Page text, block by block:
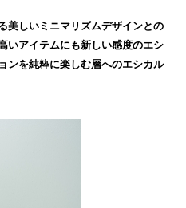
美しいミニマリズムデザインとの
いアイテムにも新しい感度のエシ
ンを純粋に楽しむ層へのエシカル